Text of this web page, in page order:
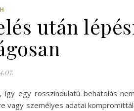
után
egy rosszindulatú behatolás
vagy személyes adatai